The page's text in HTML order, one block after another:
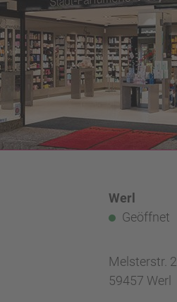
Werl
Geöffnet
Melsterstr. 2
59457 Werl